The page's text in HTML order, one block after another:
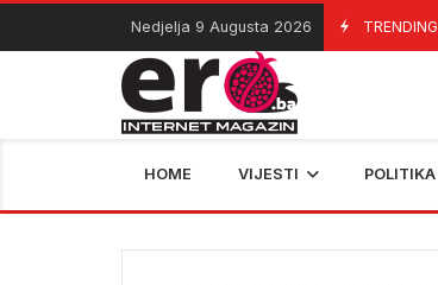
Skip
content
Nedjelja 9 Augusta 2026 TRENDING
09/08/2026
HOME VIJESTI POLITIKA